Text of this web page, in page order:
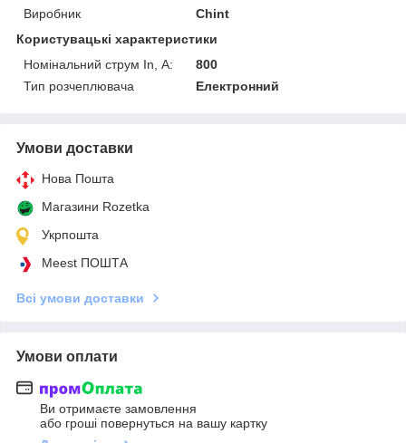
Виробник
Chint
Користувацькі характеристики
Номінальний струм In, А:
800
Тип розчеплювача
Електронний
Умови доставки
Нова Пошта
Магазини Rozetka
Укрпошта
Meest ПОШТА
Всі умови доставки
Умови оплати
Ви отримаєте замовлення
або гроші повернуться на вашу картку